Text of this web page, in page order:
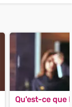
Qu'est-ce que